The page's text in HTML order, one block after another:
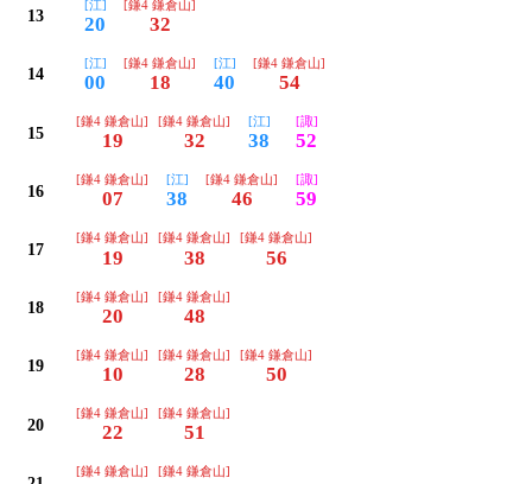
13
[江]
20
[鎌4 鎌倉山]
32
14
[江]
00
[鎌4 鎌倉山]
18
[江]
40
[鎌4 鎌倉山]
54
15
[鎌4 鎌倉山]
19
[鎌4 鎌倉山]
32
[江]
38
[諏]
52
16
[鎌4 鎌倉山]
07
[江]
38
[鎌4 鎌倉山]
46
[諏]
59
17
[鎌4 鎌倉山]
19
[鎌4 鎌倉山]
38
[鎌4 鎌倉山]
56
18
[鎌4 鎌倉山]
20
[鎌4 鎌倉山]
48
19
[鎌4 鎌倉山]
10
[鎌4 鎌倉山]
28
[鎌4 鎌倉山]
50
20
[鎌4 鎌倉山]
22
[鎌4 鎌倉山]
51
[鎌4 鎌倉山] [鎌4 鎌倉山]